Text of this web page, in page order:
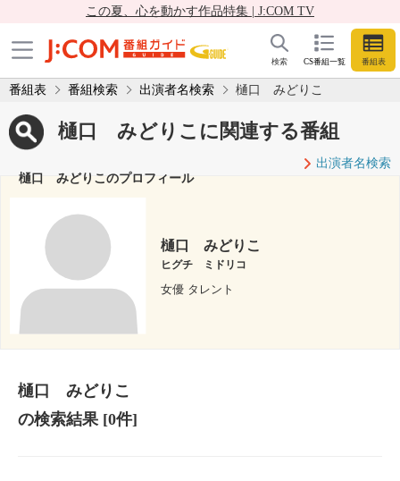
この夏、心を動かす作品特集 | J:COM TV
CS番組一覧 番組表
検索
番組表 番組検索 出演者名検索 樋口 みどりこ
樋口 みどりこに関連する番組
出演者名検索
樋口 みどりこのプロフィール
樋口 みどりこ
ヒグチ ミドリコ
女優 タレント
樋口 みどりこ
の検索結果[0件]